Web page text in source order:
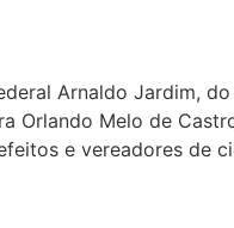
Arnaldo Jardim, do
Orlando Melo de
e vereadores de